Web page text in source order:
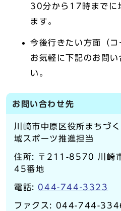
30分から17時までに
ます。
今後行きたい方面（コ
お気軽に下記のお問
い。
お問い合わせ先
川崎市中原区役所まちづ
域スポーツ推進担当
住所: 〒211-8570 川崎
45番地
電話: 044-744-3323
ファクス: 044-744-